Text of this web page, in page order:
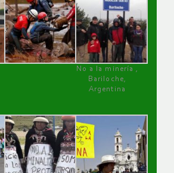
No a la minería ,
Bariloche,
Argentina